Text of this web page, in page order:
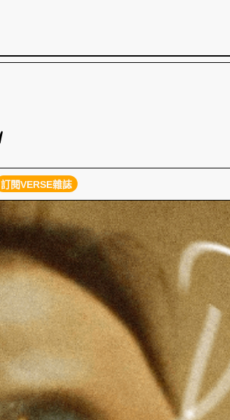
訂閱VERSE雜誌